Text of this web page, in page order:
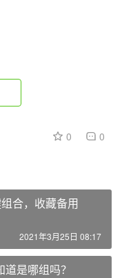
0 0
合，收藏备用
2021年3月25日 08:17
是哪组吗？